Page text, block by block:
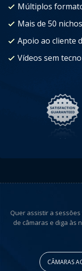
Múltiplos
Mais de 50
Apoio ao cliente
Vídeos sem
Quer assistir a
de câmaras e diga às
CÂMARAS